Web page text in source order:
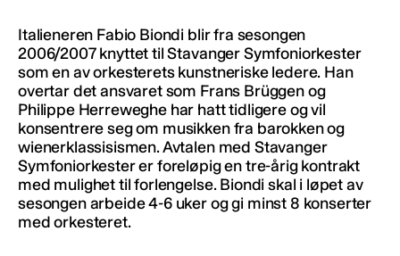
Italieneren Fabio Biondi blir fra sesongen
2006/2007 knyttet til Stavanger Symfoniorkester
som en av orkesterets kunstneriske ledere. Han
overtar det ansvaret som Frans Brüggen og
Philippe Herreweghe har hatt tidligere og vil
konsentrere seg om musikken fra barokken og
wienerklassisismen. Avtalen med Stavanger
Symfoniorkester er foreløpig en tre-årig kontrakt
med mulighet til forlengelse. Biondi skal i løpet av
sesongen arbeide 4-6 uker og gi minst 8 konserter
med orkesteret.